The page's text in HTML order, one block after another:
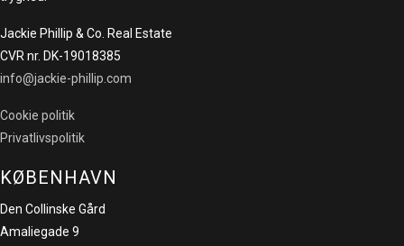
Jackie Phillip & Co. Real Estate
CVR nr. DK-19018385
info@jackie-phillip.com
Cookie politik
Privatlivspolitik
KØBENHAVN
Den Collinske Gård
Amaliegade 9